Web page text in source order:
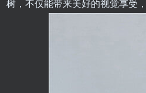
树，不仅能带来美好的视觉享受